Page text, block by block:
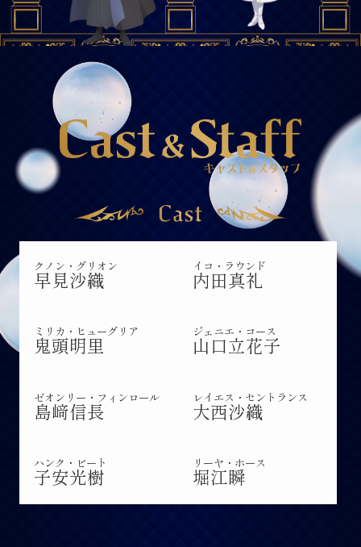
クノン・グリオン
早見沙織
イコ・ラウンド
内田真礼
ミリカ・ヒューグリア
鬼頭明里
ジェニエ・コース
山口立花子
ゼオンリー・フィンロール
島﨑信長
レイエス・セントランス
大西沙織
ハンク・ビート
子安光樹
リーヤ・ホース
堀江瞬